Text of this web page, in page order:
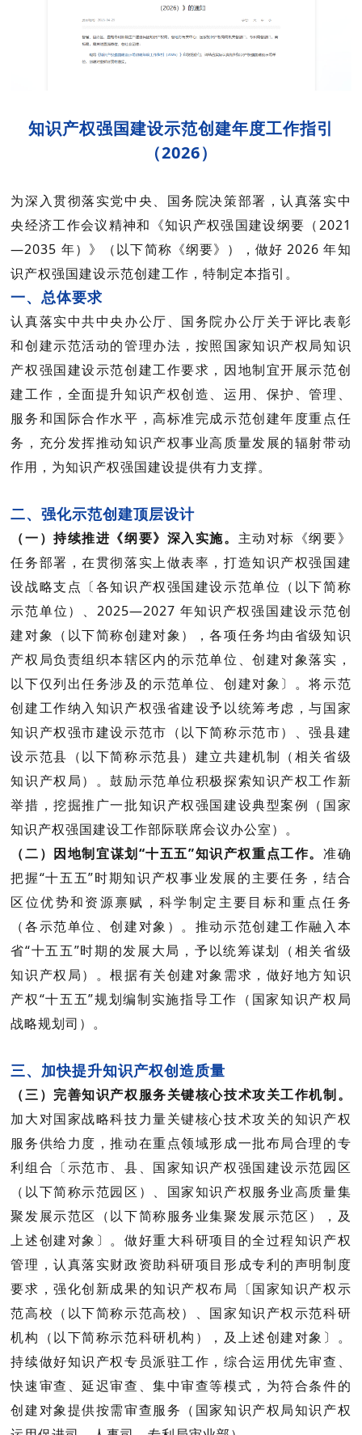
知识产权强国建设示范创建年度工作指引
（2026）
为深入贯彻落实党中央、国务院决策部署，认真落实中
央经济工作会议精神和《知识产权强国建设纲要（2021
—2035 年）》（以下简称《纲要》），做好2026年知
识产权强国建设示范创建工作，特制定本指引。
一、总体要求
认真落实中共中央办公厅、国务院办公厅关于评比表彰
和创建示范活动的管理办法，按照国家知识产权局知识
产权强国建设示范创建工作要求，因地制宜开展示范创
建工作，全面提升知识产权创造、运用、保护、管理、
服务和国际合作水平，高标准完成示范创建年度重点任
务，充分发挥推动知识产权事业高质量发展的辐射带动
作用，为知识产权强国建设提供有力支撑。
二、强化示范创建顶层设计
（一）持续推进《纲要》深入实施。 主动对标《纲要》
任务部署，在贯彻落实上做表率，打造知识产权强国建
设战略支点〔各知识产权强国建设示范单位（以下简称
示范单位）、 2025—2027 年知识产权强国建设示范创
建对象（以下简称创建对象），各项任务均由省级知识
产权局负责组织本辖区内的示范单位、创建对象落实，
以下仅列出任务涉及的示范单位、创建对象〕。将示范
创建工作纳入知识产权强省建设予以统筹考虑，与国家
知识产权强市建设示范市（以下简称示范市）、强县建
设示范县（以下简称示范县）建立共建机制（相关省级
知识产权局）。鼓励示范单位积极探索知识产权工作新
举措，挖掘推广一批知识产权强国建设典型案例（ 国家
知识产权强国建设工作部际联席会议办公室）。
（二）因地制宜谋划“十五五”知识产权重点工作。 准确
把握“十五五”时期知识产权事业发展的主要任务，结合
区位优势和资源禀赋，科学制定主要目标和重点任务
（各示范单位、创建对象 ）。推动示范创建工作融入本
省“十五五”时期的发展大局，予以统筹谋划（相关省级
知识产权局）。根据有关创建对象需求，做好地方知识
产权“十五五”规划编制实施指导工作（ 国家知识产权局
战略规划司 ）。
三、加快提升知识产权创造质量
（三）完善知识产权服务关键核心技术攻关工作机制。
加大对国家战略科技力量关键核心技术攻关的知识产权
服务供给力度，推动在重点领域形成一批布局合理的专
利组合〔示范市、县、国家知识产权强国建设示范园区
（以下简称示范园区）、国家知识产权服务业高质量集
聚发展示范区（以下简称服务业集聚发展示范区），及
上述创建对象 〕。做好重大科研项目的全过程知识产权
管理，认真落实财政资助科研项目形成专利的声明制度
要求，强化创新成果的知识产权布局〔国家知识产权示
范高校（以下简称示范高校）、国家知识产权示范科研
机构（以下简称示范科研机构），及上述创建对象 〕。
持续做好知识产权专员派驻工作，综合运用优先审查、
快速审查、延迟审查、集中审查等模式，为符合条件的
创建对象提供按需审查服务（ 国家知识产权局知识产权